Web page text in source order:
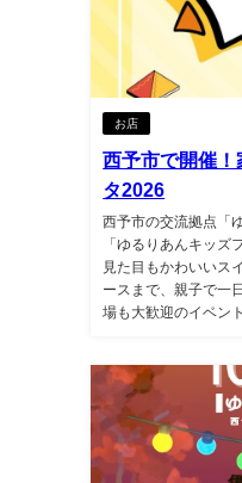
お店
西予市で開催
タ2026
西予市の交流拠点「
「ゆるりあんキッズ
見た目もかわいいス
ースまで、親子で一
場も大歓迎のイベン